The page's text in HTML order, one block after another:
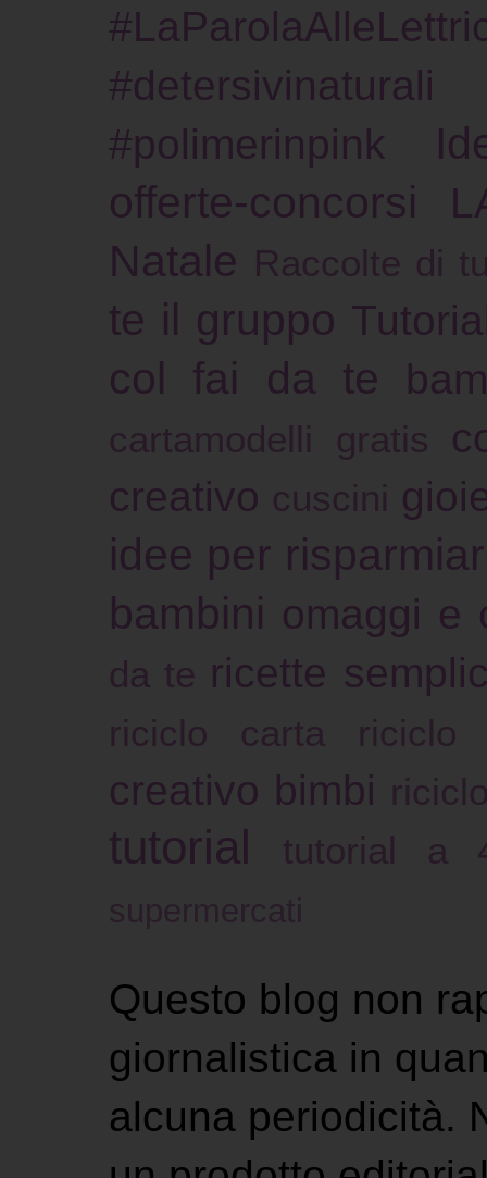
#detersivinaturali
#polimerinpink
offerte-concorsi
Natale Raccolte di
te il gruppo
col fai da te
cartamodelli gratis
creativo cuscini
idee per
bambini omaggi e
da te ricette
riciclo carta riciclo
creativo bimbi
tutorial tutorial a
Questo blog non
giornalistica in
alcuna periodicità.